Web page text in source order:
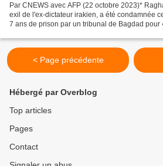
Par CNEWS avec AFP (22 octobre 2023)*
exil de l'ex-dictateur irakien, a été condamnée
7 ans de prison par un tribunal de Bagdad pour
< Page précédente
Hébergé par Overblog
Top articles
Pages
Contact